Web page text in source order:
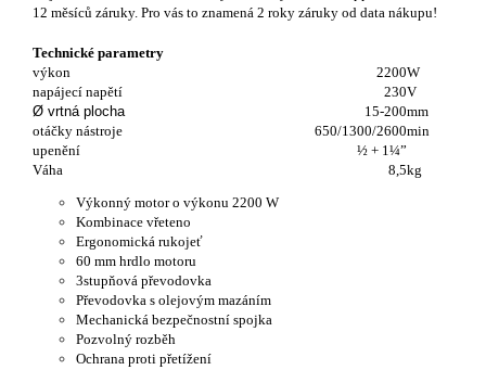
12 měsíců záruky. Pro vás to znamená 2 roky záruky od data nákupu!
Technické parametry
výkon
2200W
napájecí napětí
230V
Ø vrtná plocha 15-200mm
otáčky nástroje
650/1300/2600min
upenění
½ + 1¼”
Váha
8,5kg
Výkonný motor o výkonu 2200 W
Kombinace vřeteno
Ergonomická rukojeť
60 mm hrdlo motoru
3stupňová převodovka
Převodovka s olejovým mazáním
Mechanická bezpečnostní spojka
Pozvolný rozběh
Ochrana proti přetížení